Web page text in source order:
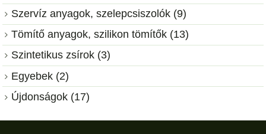
Szervíz anyagok, szelepcsiszolók (9)
Tömítő anyagok, szilikon tömítők (13)
Szintetikus zsírok (3)
Egyebek (2)
Újdonságok (17)